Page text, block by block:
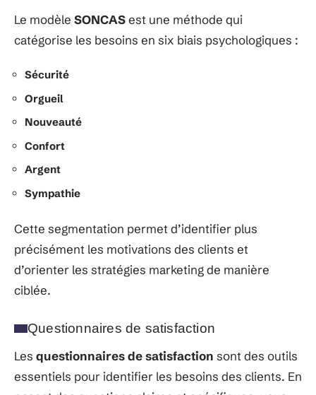
Le modèle SONCASest une méthode qui
catégorise les besoins en six biais psychologiques :
Sécurité
Orgueil
Nouveauté
Confort
Argent
Sympathie
Cette segmentation permet d’identifier plus
précisément les motivations des clients et
d’orienter les stratégies marketing de manière
ciblée.
Questionnaires de satisfaction
Les questionnaires de satisfaction sont des outils
essentiels pour identifier les besoins des clients. En